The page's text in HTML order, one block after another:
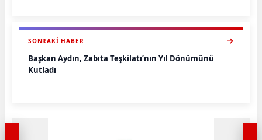
SONRAKI HABER
Başkan Aydın, Zabıta Teşkilatı’nın Yıl Dönümünü
Kutladı